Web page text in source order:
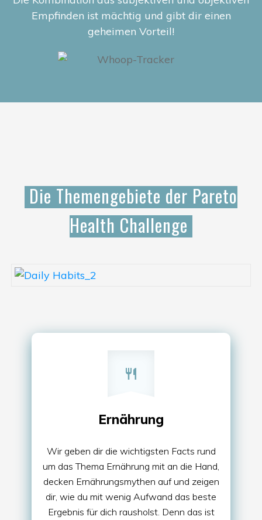
Empfinden ist mächtig und gibt dir einen
geheimen Vorteil!
Die Themengebiete der Pareto
Health Challenge
Ernährung
Wir geben dir die wichtigsten Facts rund
um das Thema Ernährung mit an die Hand,
decken Ernährungsmythen auf und zeigen
dir, wie du mit wenig Aufwand das beste
Ergebnis für dich rausholst. Denn das ist